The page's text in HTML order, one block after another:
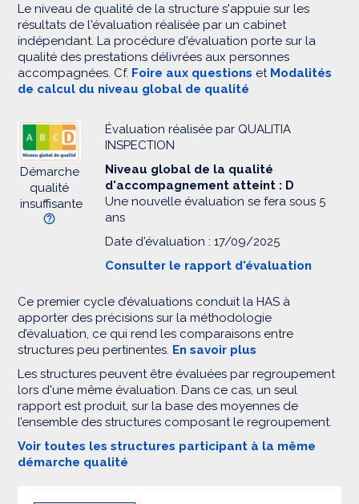
Le niveau de qualité de la structure s'appuie sur les
résultats de l'évaluation réalisée par un cabinet
indépendant. La procédure d'évaluation porte sur la
qualité des prestations délivrées aux personnes
accompagnées. Cf. Foire aux questions et Modalités
de calcul du niveau global de qualité
Démarche
qualité
insuffisante
Évaluation réalisée par QUALITIA
INSPECTION
Niveau global de la qualité
d'accompagnement atteint : D
Une nouvelle évaluation se fera sous 5
ans
Date d'évaluation : 17/09/2025
Consulter le rapport d'évaluation
Ce premier cycle d’évaluations conduit la HAS à
apporter des précisions sur la méthodologie
d’évaluation, ce qui rend les comparaisons entre
structures peu pertinentes. En savoir plus
Les structures peuvent être évaluées par regroupement
lors d'une même évaluation. Dans ce cas, un seul
rapport est produit, sur la base des moyennes de
l’ensemble des structures composant le regroupement.
Voir toutes les structures participant à la même
démarche qualité